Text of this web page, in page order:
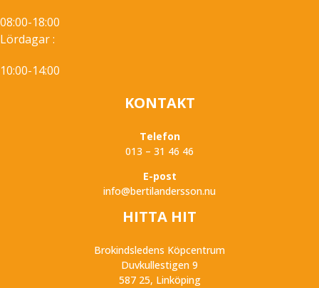
08:00-18:00
Lördagar :
10:00-14:00
KONTAKT
Telefon
013 – 31 46 46
E-post
info@bertilandersson.nu
HITTA HIT
Brokindsledens Köpcentrum
Duvkullestigen 9
587 25, Linköping